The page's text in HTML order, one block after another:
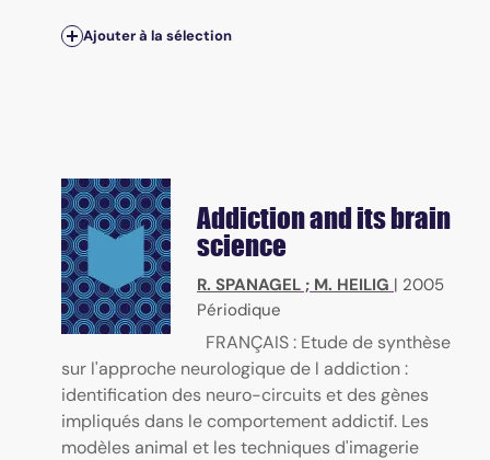
Ajouter à la sélection
Addiction and its brain
science
R. SPANAGEL ; M. HEILIG | 2005
Périodique
FRANÇAIS : Etude de synthèse
sur l'approche neurologique de l addiction :
identification des neuro-circuits et des gènes
impliqués dans le comportement addictif. Les
modèles animal et les techniques d'imagerie